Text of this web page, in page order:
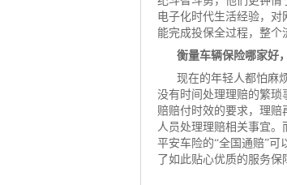
电子化时代生活经验，
能完成投保全过程，整个
衡量车辆保险哪家好
现在的年轻人都怕麻
没有时间处理理赔的繁琐
赔赔付时效的要求，理
人员处理理赔相关事宜。
平安车险的“全国通赔”
了如此贴心优质的服务